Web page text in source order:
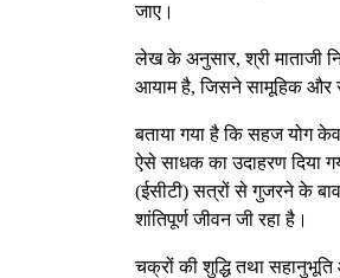
जाए।
लेख के अनुसार, श्री माताजी
आयाम है, जिसने सामूहिक और
बताया गया है कि सहज योग
ऐसे साधक का उदाहरण दिया
(ईसीटी) सत्रों से गुजरने के
शांतिपूर्ण जीवन जी रहा है।
चक्रों की शुद्धि तथा